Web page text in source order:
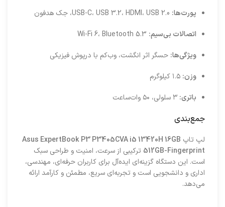
پورت‌ها:
اتصالات بی‌سیم:
ویژگی‌ها: حسگر اثر انگشت، وب‌کم با درپوش فیزیکی
وزن:
باتری:
جمع‌بندی
لپ‌ تاپ Asus ExpertBook P3 P3405CVA i5 13420H 16GB
512GB-Fingerprint ترکیبی از سرعت، امنیت و طراحی سبک
است. این دستگاه گزینه‌ای ایده‌آل برای کاربران حرفه‌ای، مهندسی،
اداری و دانشجویی است و تجربه‌ای سریع، مطمئن و کارآمد ارائه
می‌دهد.